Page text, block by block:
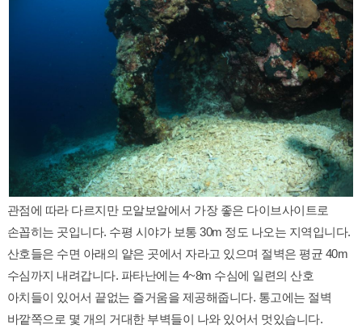
관점에 따라 다르지만 모알보알에서 가장 좋은 다이브사이트로
손꼽히는 곳입니다. 수평 시야가 보통 30m 정도 나오는 지역입니다.
산호들은 수면 아래의 얕은 곳에서 자라고 있으며 절벽은 평균 40m
수심까지 내려갑니다. 파타난에는 4~8m 수심에 일련의 산호
아치들이 있어서 끝없는 즐거움을 제공해줍니다. 통고에는 절벽
바깥쪽으로 몇 개의 거대한 부벽들이 나와 있어서 멋있습니다.